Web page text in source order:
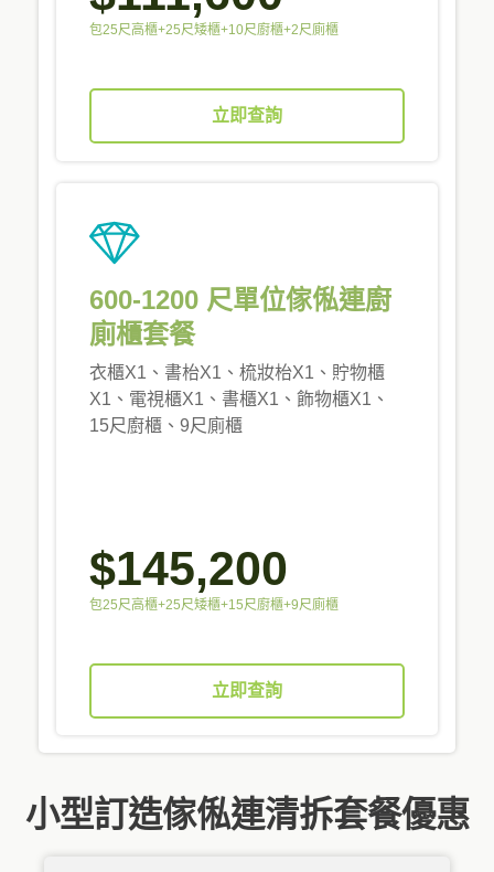
包25尺高櫃+25尺矮櫃+10尺廚櫃+2尺廁櫃
立即查詢
600-1200 尺單位傢俬連廚
廁櫃套餐
衣櫃X1、書枱X1、梳妝枱X1、貯物櫃
X1、電視櫃X1、書櫃X1、飾物櫃X1、
15尺廚櫃、9尺廁櫃
$145,200
包25尺高櫃+25尺矮櫃+15尺廚櫃+9尺廁櫃
立即查詢
小型訂造傢俬連清拆套餐優惠